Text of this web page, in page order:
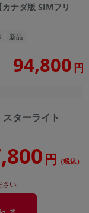
カナダ版 SIMフリ
新品
94,800 円
ターライト
円 （税込）
さい